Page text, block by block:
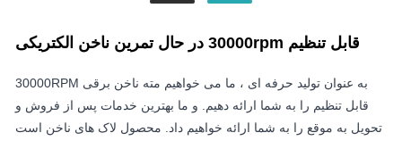
قابل تنظیم 30000rpm در حال تمرین ناخن الکتریکی
به عنوان تولید حرفه ای ، ما می خواهیم مته ناخن برقی 30000RPM
قابل تنظیم را به شما ارائه دهیم. و ما بهترین خدمات پس از فروش و
تحویل به موقع را به شما ارائه خواهیم داد. محصول لاک های ناخن است